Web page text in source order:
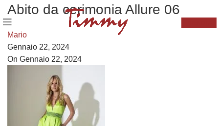
Abito da cerimonia Allure 06
Mario
Gennaio 22, 2024
On Gennaio 22, 2024